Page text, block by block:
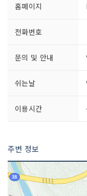
홈페이지
전화번호
문의 및 안내
쉬는날
이용시간
주변 정보